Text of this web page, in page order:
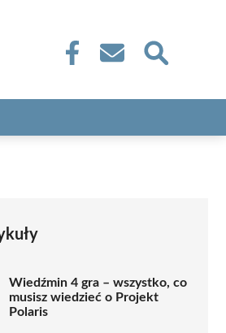
Wiedźmin 4 gra – wszystko, co
musisz wiedzieć o Projekt
Polaris